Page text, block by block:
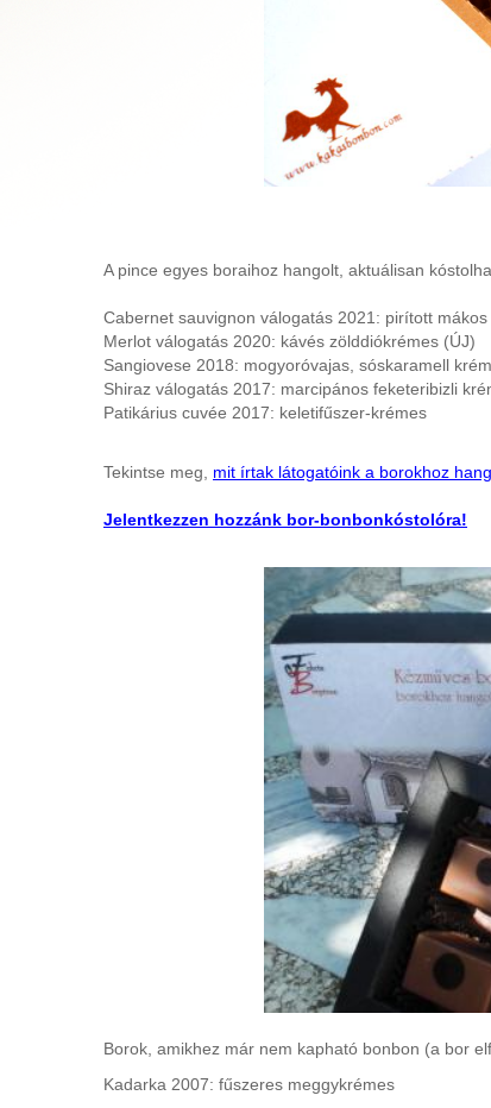
A pince egyes boraihoz hangolt, aktuálisan
Cabernet sauvignon válogatás 2021: pirított
Merlot válogatás 2020: kávés zölddiókrémes (ÚJ)
Sangiovese 2018: mogyoróvajas, sóskaramell
Shiraz válogatás 2017: marcipános feketeribizli
Patikárius cuvée 2017: keletifűszer-krémes
Tekintse meg, mit írtak látogatóink a borokhoz
Jelentkezzen hozzánk bor-bonbonkóstolóra!
Borok, amikhez már nem kapható bonbon (a bor
Kadarka 2007: fűszeres meggykrémes